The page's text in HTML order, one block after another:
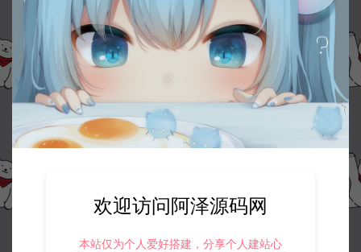
欢迎访问阿泽源码网
本站仅为个人爱好搭建，分享个人建站心